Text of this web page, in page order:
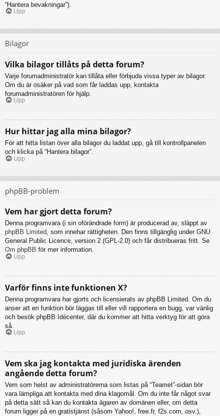
“Hantera bevakningar”).
Upp
Bilagor
Vilka bilagor tillåts på detta forum?
Varje forumadministratör kan tillåta eller förbjuda vissa typer av bilagor.
Om du är osäker på vad som får laddas upp, kontakta
forumadministratören för hjälp.
Upp
Hur hittar jag alla mina bilagor?
För att hitta listan över alla bilagor du laddat upp, gå till kontrollpanelen
och klicka på “Hantera bilagor”.
Upp
phpBB-problem
Vem har gjort detta forum?
Denna programvara (i sin oförändrade form) är producerad av, släppt av
phpBB Limited, som innehar rättigheten. Den finns tillgänglig under GNU
General Public Licence, version 2 (GPL-2.0) och får distribueras fritt. Se
Om phpBB för mer information.
Upp
Varför finns inte funktionen X?
Denna programvara har gjorts och licensierats av phpBB Limited. Om du
anser att en funktion bör läggas till eller vill rapportera en bugg, var vänlig
och besök phpBB Idécenter, där du kommer att hitta verktyg för att göra
så.
Upp
Vem ska jag kontakta med juridiska ärenden
angående detta forum?
Vem som helst av administratörerna som listas på “Teamet”-sidan bör
vara lämpliga att kontakta med dina klagomål. Om du inte får något svar
på detta sätt så kan du kontakta ägaren av domänen eller, om detta
forum ligger på en gratistjänst (såsom Yahoo!, free.fr, f2s.com, osv.),